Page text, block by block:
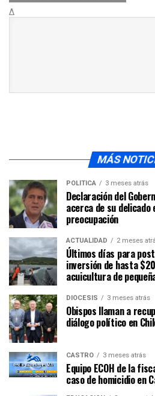
Δ
MÁS
POLÍTICA 3 meses atrás
Declaración del
acerca de su delicado
preocupación
ACTUALIDAD 2 meses
Últimos días para
inversión de hasta
acuicultura de
DIÓCESIS 3 meses atrás
Obispos llaman a
diálogo político en
CASTRO 3 meses atrás
Equipo ECOH de la
caso de homicidio en